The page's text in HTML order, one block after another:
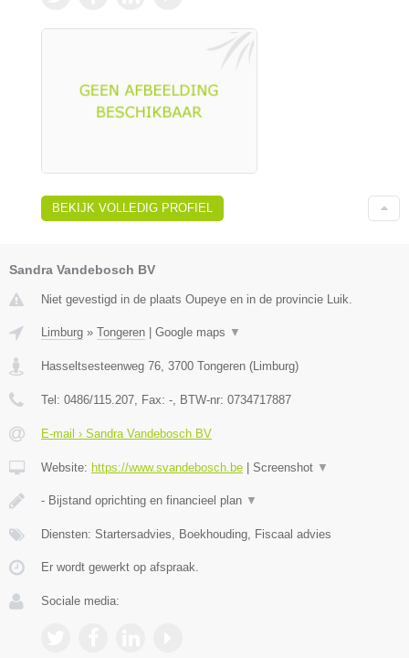
BEKIJK VOLLEDIG PROFIEL
Sandra Vandebosch BV
Niet gevestigd in de plaats Oupeye en in de provincie Luik.
Limburg » Tongeren Google maps ▼
Hasseltsesteenweg 76, 3700 Tongeren (Limburg)
Tel: 0486/115.207, Fax: -, BTW-nr: 0734717887
E-mail › Sandra Vandebosch BV
Website: https://www.svandebosch.be Screenshot ▼
- Bijstand oprichting en financieel plan ▼
Diensten: Startersadvies, Boekhouding, Fiscaal advies
Er wordt gewerkt op afspraak.
Sociale media: